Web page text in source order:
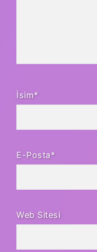
İsim*
E-Posta*
Web Sitesi